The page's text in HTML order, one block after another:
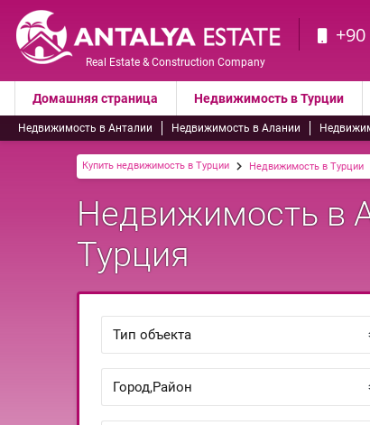
Real Estate & Construction Company
Домашняя страница Недвижимость в Турции
Недвижимость в Анталии Недвижимость в Алании
Купить недвижимость в Турции Недвижимость в Турции
Недвижимость в
Турция